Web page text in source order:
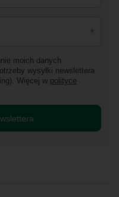
moich danych
wysyłki newslettera
Więcej w polityce